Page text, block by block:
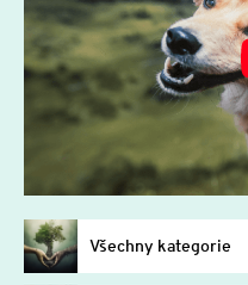
Všechny kategorie